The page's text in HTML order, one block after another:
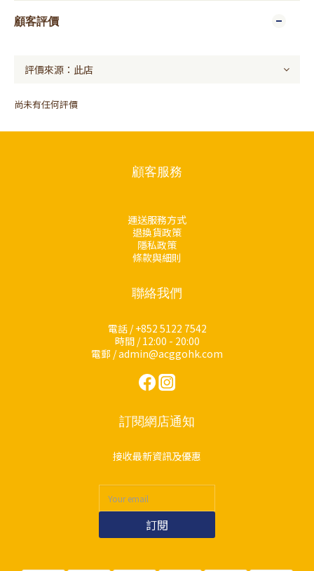
顧客評價
尚未有任何評價
顧客服務
運送服務方式
退換貨政策
隱私政策
條款與細則
聯絡我們
電話 / +852 5122 7542
時間 / 12:00 - 20:00
電郵 / admin@acggohk.com
訂閱網店通知
接收最新資訊及優惠
訂閱